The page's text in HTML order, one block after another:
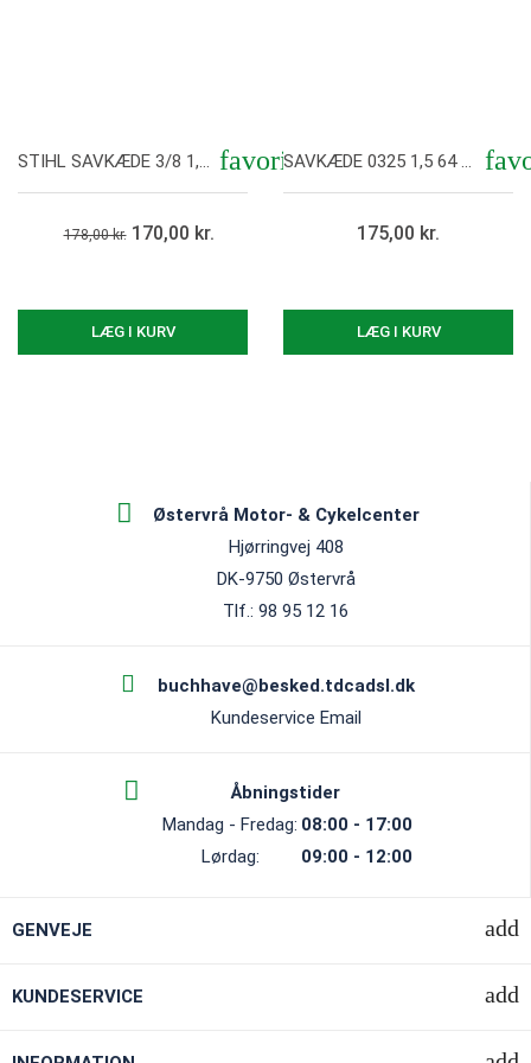
STIHL SAVKÆDE 3/8 1,3 44 DRIVLED
178,00 kr. 170,00 kr.
LÆG I KURV
favorite SAVKÆDE 0325 1,5 64 DRIVLED
175,00 kr.
LÆG I KURV
Østervrå Motor- & Cykelcenter
Hjørringvej 408
DK-9750 Østervrå
Tlf.: 98 95 12 16
buchhave@besked.tdcadsl.dk
Kundeservice Email
Åbningstider
Mandag - Fredag: 08:00 - 17:00
Lørdag:
09:00 - 12:00
GENVEJE
KUNDESERVICE